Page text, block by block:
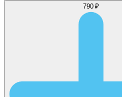
790 ₽